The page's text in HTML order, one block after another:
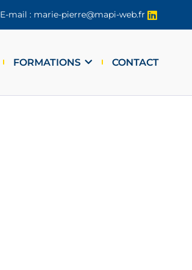
E-mail : marie-pierre@mapi-web.fr
FORMATIONS CONTACT